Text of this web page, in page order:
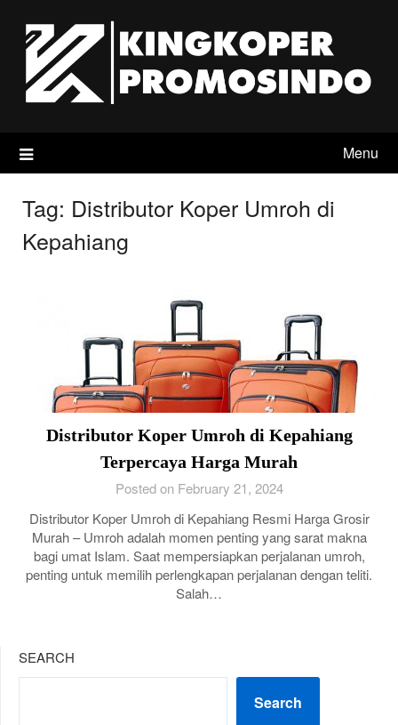
content
Menu
Tag: Distributor Koper Umroh di
Kepahiang
Distributor Koper Umroh di Kepahiang
Terpercaya Harga Murah
Posted on February 21, 2024
Distributor Koper Umroh di Kepahiang Resmi Harga Grosir
Murah – Umroh adalah momen penting yang sarat makna
bagi umat Islam. Saat mempersiapkan perjalanan umroh,
penting untuk memilih perlengkapan perjalanan dengan teliti.
Salah…
SEARCH
Search